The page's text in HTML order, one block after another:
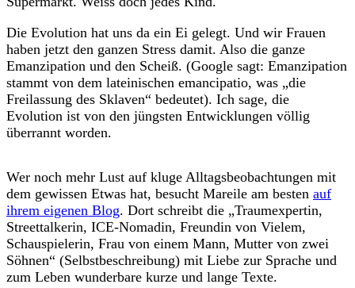
Die Evolution hat uns da ein Ei gelegt. Und wir Frauen
haben jetzt den ganzen Stress damit. Also die ganze
Emanzipation und den Scheiß. (Google sagt: Emanzipation
stammt von dem lateinischen emancipatio, was „die
Freilassung des Sklaven“ bedeutet). Ich sage, die
Evolution ist von den jüngsten Entwicklungen völlig
überrannt worden.
Wer noch mehr Lust auf kluge Alltagsbeobachtungen mit
dem gewissen Etwas hat, besucht Mareile am besten auf
ihrem eigenen Blog. Dort schreibt die „Traumexpertin,
Streettalkerin, ICE-Nomadin, Freundin von Vielem,
Schauspielerin, Frau von einem Mann, Mutter von zwei
Söhnen“ (Selbstbeschreibung) mit Liebe zur Sprache und
zum Leben wunderbare kurze und lange Texte.